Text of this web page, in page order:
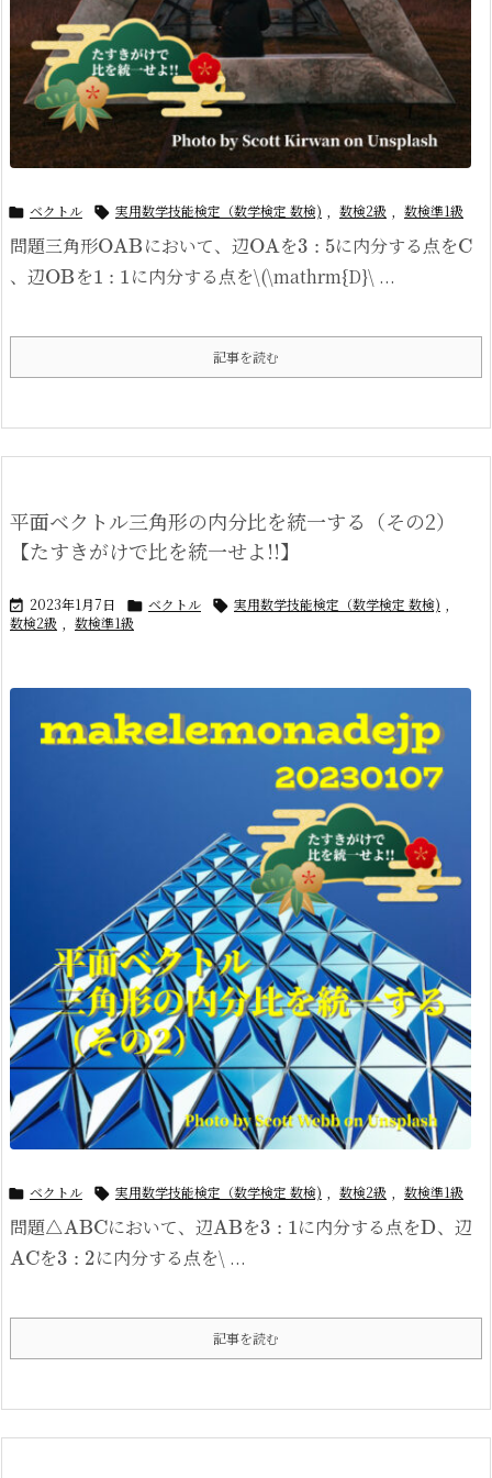
 ベクトル  実用数学技能検定（数学検定 数検) 数検2級 数検準1級
問題三角形
OAB
において、辺
OA
を
3 5
に内分する点を
C
、辺
OB
を
1:1
に内分する点を\(\mathrm{D}\ ...
記事を読む
平面ベクトル三角形の内分比を統一する（その2）
【たすきがけで比を統一せよ!!】
 2023年1月7日  ベクトル  実用数学技能検定（数学検定 数検)
数検2級
数検準1級
 ベクトル  実用数学技能検定（数学検定 数検) 数検2級 数検準1級
問題
△ ABC
において、辺
AB
を
3
に内分する点を
D
、辺
AC
を
3:2
に内分する点を\ ...
記事を読む